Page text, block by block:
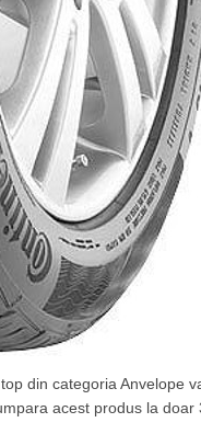
din categoria Anvelope
acest produs la doar